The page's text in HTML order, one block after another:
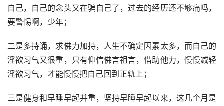
自己，自己的念头又在骗自己了，过去的经历还不够痛吗，
要警惕啊，少年；
二是多持诵，求佛力加持，人生不确定因素太多，而自己的
淫欲习气又很重，只有仰信佛言祖言，借助他力，慢慢减轻
淫欲习气，才能慢慢把自己回到正轨上；
三是健身和早睡早起并重，坚持早睡早起以来，这几个月是